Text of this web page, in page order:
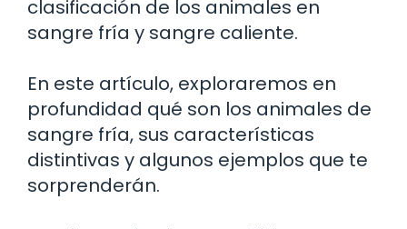
clasificación de los animales en
sangre fría y sangre caliente.
En este artículo, exploraremos en
profundidad qué son los animales de
sangre fría, sus características
distintivas y algunos ejemplos que te
sorprenderán.